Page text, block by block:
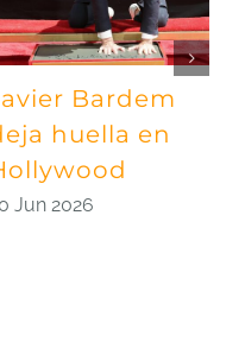
Bardem
huella en
Jun 2026